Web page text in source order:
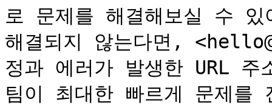
로 문제를 해결해보실 수
해결되지 않는다면,
정과 에러가 발생한 URL 주
팀이 최대한 빠르게 문제를